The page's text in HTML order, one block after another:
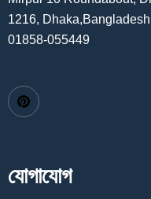
1216, Dhaka,Bangladesh
01858-055449
যোগাযোগ